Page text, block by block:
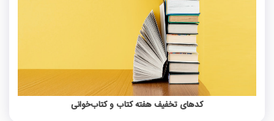
کدهای تخفیف هفته کتاب و کتاب‌خوانی